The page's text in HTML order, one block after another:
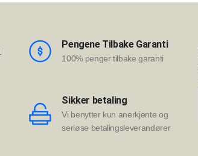
Pengene Tilbake Garanti
100% penger tilbake garanti
Sikker betaling
Vi benytter kun anerkjente og
seriøse betalingsleverandører